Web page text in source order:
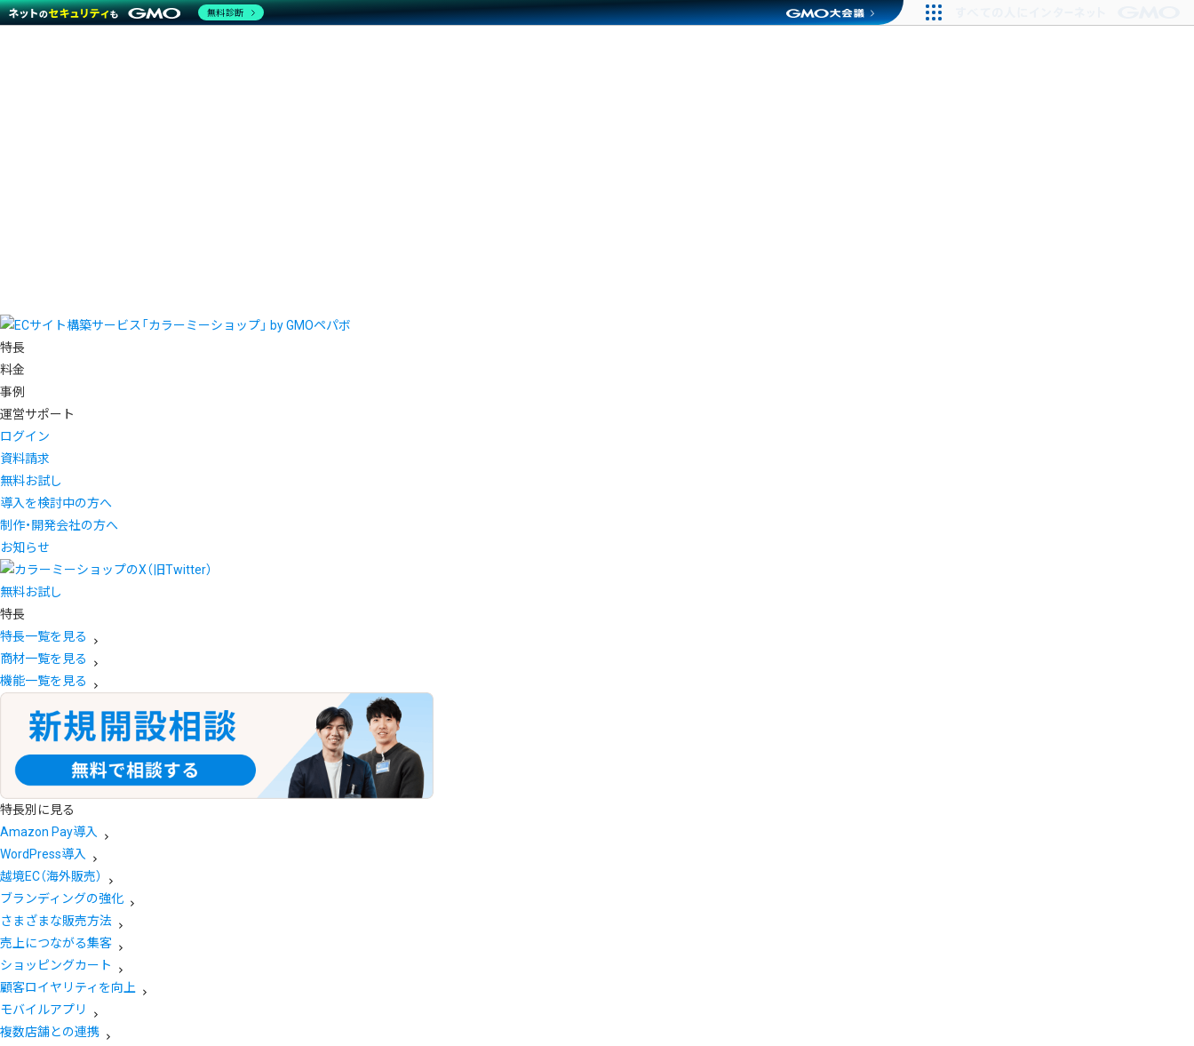
特長
料金
事例
運営サポート
ログイン
資料請求
無料お試し
導入を検討中の方へ
制作・開発会社の方へ
お知らせ
無料お試し
特長
特長一覧を見る
商材一覧を見る
機能一覧を見る
特長別に見る
Amazon Pay導入
WordPress導入
越境EC（海外販売）
ブランディングの強化
さまざまな販売方法
売上につながる集客
ショッピングカート
顧客ロイヤリティを向上
モバイルアプリ
複数店舗との連携
無料診断